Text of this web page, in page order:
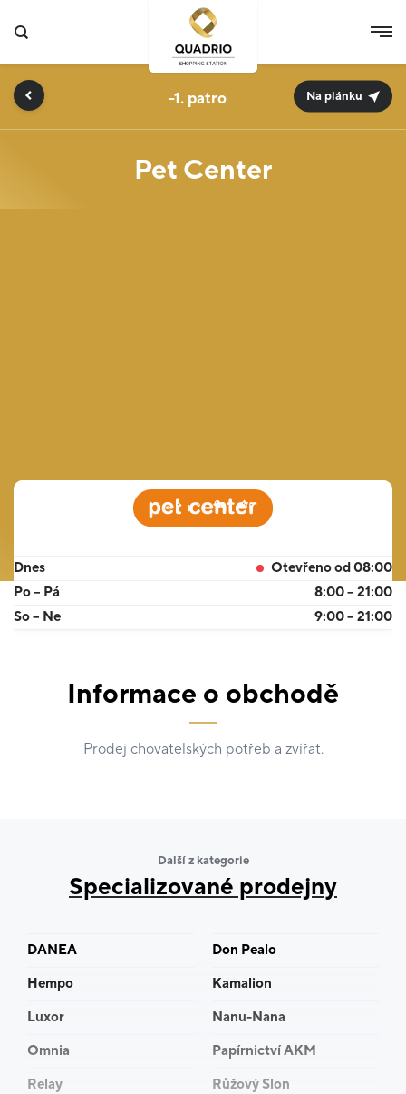
Pet Center
-1. Na plánku
Dnes
Otevřeno od 08:00
Po – Pá
8:00 – 21:00
So – Ne
9:00 – 21:00
Informace o obchodě
Prodej chovatelských potřeb a zvířat.
Další z kategorie
Specializované prodejny
DANEA
Don Pealo
Hempo
Kamalion
Luxor
Nanu-Nana
Omnia
Papírnictví AKM
Relay
Růžový Slon